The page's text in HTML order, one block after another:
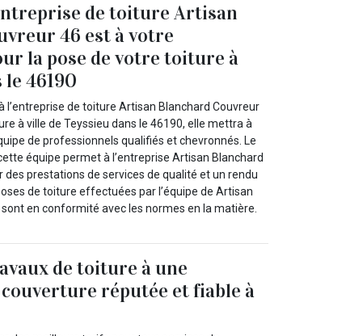
de toiture Artisan
46 est à votre
la pose de votre toiture à
le 46190
l’entreprise de toiture Artisan Blanchard Couvreur
à ville de Teyssieu dans le 46190, elle mettra à
de professionnels qualifiés et chevronnés. Le
équipe permet à l’entreprise Artisan Blanchard
des prestations de services de qualité et un rendu
de toiture effectuées par l’équipe de Artisan
en conformité avec les normes en la matière.
de toiture à une
réputée et fiable à